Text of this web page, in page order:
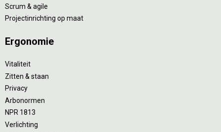
Scrum & agile
Projectinrichting op maat
Ergonomie
Vitaliteit
Zitten & staan
Privacy
Arbonormen
NPR 1813
Verlichting